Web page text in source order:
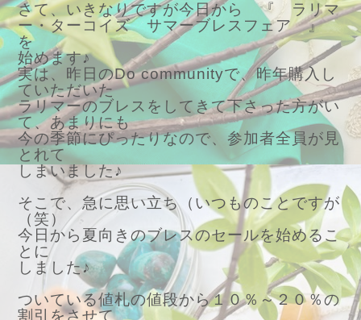
さて、いきなりですが今日から 『 ラリマ
ー・ターコイズ サマーブレスフェア 』
を
始めます♪
実は、昨日のDo communityで、昨年購入し
ていただいた
ラリマーのブレスをしてきて下さった方がい
て、あまりにも
今の季節にぴったりなので、参加者全員が見
とれて
しまいました♪
そこで、急に思い立ち（いつものことですが
（笑）
今日から夏向きのブレスのセールを始めるこ
とに
しました♪
ついている値札の値段から１０％～２０％の
割引をさせて